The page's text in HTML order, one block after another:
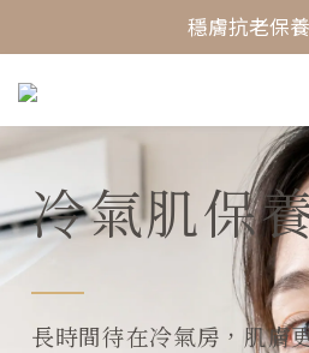
最懂敏弱肌的
穩膚抗老保
最懂敏弱肌的
冷氣肌保
長時間待在冷氣房，肌膚